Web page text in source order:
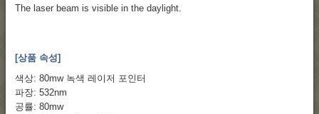
The laser beam is visible in the daylight.
[상품 속성]
색상: 80mw 녹색 레이저 포인터
파장: 532nm
공률: 80mw